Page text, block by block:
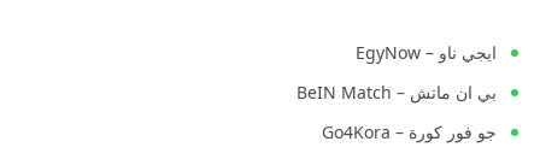
ايجي ناو – EgyNow
بي ان ماتش – BeIN Match
جو فور كورة – Go4Kora